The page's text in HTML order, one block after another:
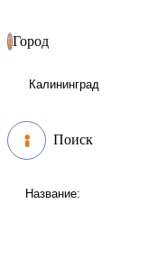
Город
Поиск